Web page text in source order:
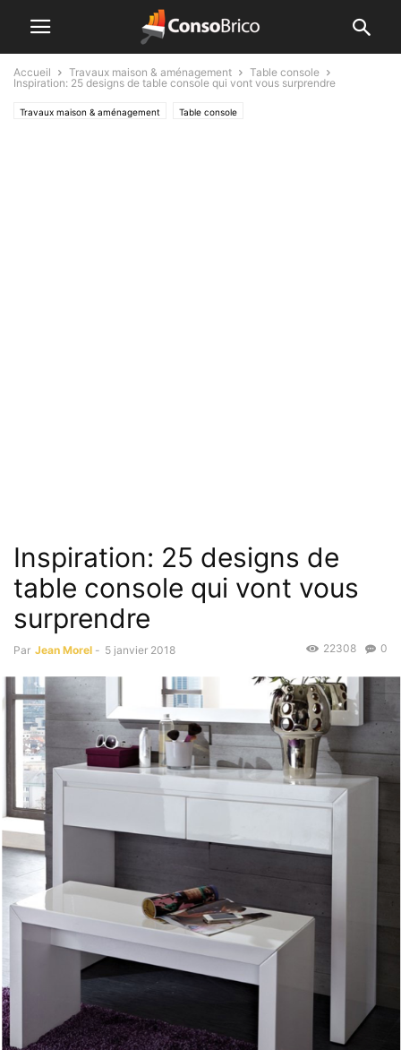
Accueil Travaux maison & aménagement
Table console
Inspiration: 25 designs de table console qui vont vous surprendre
Travaux maison & aménagement Table console
Inspiration: 25 designs de
table console qui vont vous
surprendre
Par Jean Morel - 5 janvier 2018 0
22308